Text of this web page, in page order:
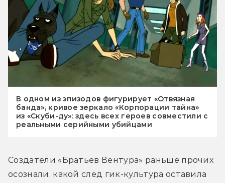
В одном из эпизодов фигурирует «Отвязная
банда», кривое зеркало «Корпорации тайна»
из «Скуби-ду»: здесь всех героев совместили с
реальными серийными убийцами
Создатели «Братьев Вентура» раньше прочих
осознали, какой след гик-культура оставила